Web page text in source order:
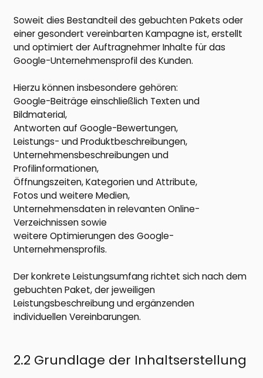
Soweit dies Bestandteil des gebuchten Pakets oder
einer gesondert vereinbarten Kampagne ist, erstellt
und optimiert der Auftragnehmer Inhalte für das
Google-Unternehmensprofil des Kunden.
Hierzu können insbesondere gehören:
Google-Beiträge einschließlich Texten und
Bildmaterial,
Antworten auf Google-Bewertungen,
Leistungs- und Produktbeschreibungen,
Unternehmensbeschreibungen und
Profilinformationen,
Öffnungszeiten, Kategorien und Attribute,
Fotos und weitere Medien,
Unternehmensdaten in relevanten Online-
Verzeichnissen sowie
weitere Optimierungen des Google-
Unternehmensprofils.
Der konkrete Leistungsumfang richtet sich nach dem
gebuchten Paket, der jeweiligen
Leistungsbeschreibung und ergänzenden
individuellen Vereinbarungen.
2.2 Grundlage der Inhaltserstellung